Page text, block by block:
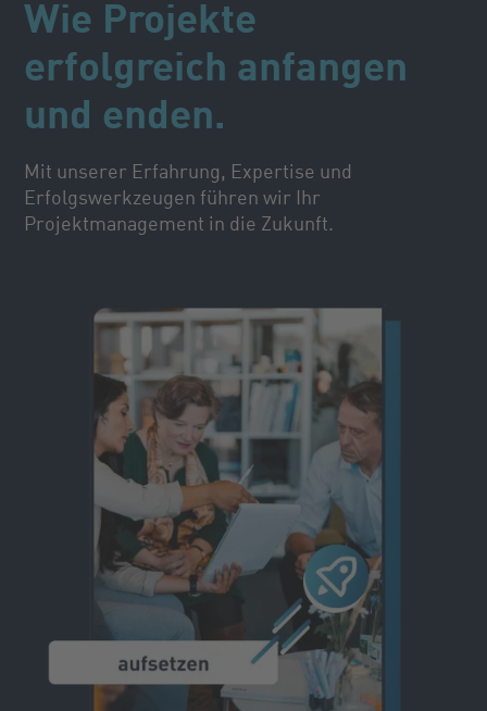
Wie Projekte
erfolgreich anfangen
und enden.
Mit unserer Erfahrung, Expertise und
Erfolgswerkzeugen führen wir Ihr
Projektmanagement in die Zukunft.